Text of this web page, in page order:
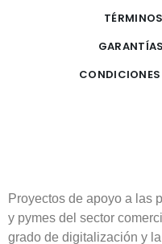
CONDICIONES
Proyectos de apoyo a las
y pymes del sector
grado de digitalización y